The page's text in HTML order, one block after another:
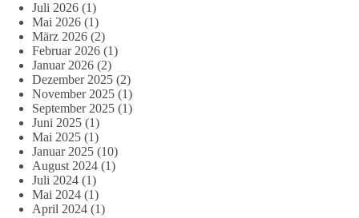
Juli 2026 (1)
Mai 2026 (1)
März 2026 (2)
Februar 2026 (1)
Januar 2026 (2)
Dezember 2025 (2)
November 2025 (1)
September 2025 (1)
Juni 2025 (1)
Mai 2025 (1)
Januar 2025 (10)
August 2024 (1)
Juli 2024 (1)
Mai 2024 (1)
April 2024 (1)